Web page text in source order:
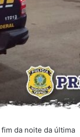
da noite da última